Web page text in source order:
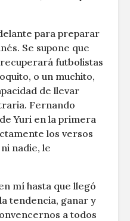
para preparar
Se supone que
futbolistas
o un muchito,
de llevar
Fernando
Yuri en la primera
los versos
nadie, le
mí hasta que llegó
tendencia, ganar y
a todos